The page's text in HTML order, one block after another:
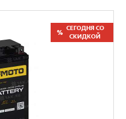
СЕГОДНЯ СО
СКИДКОЙ